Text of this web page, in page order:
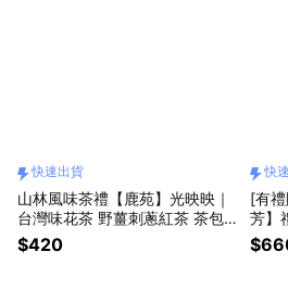
快速出貨
山林風味茶禮【鹿苑】光映映｜
台灣味花茶 野薑刺蔥紅茶 茶包
「快速出貨」
$420
快
[有
芳】
剪紙
「快